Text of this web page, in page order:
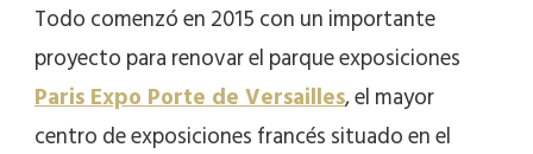
Todo comenzó en 2015 con un importante
proyecto para renovar el parque exposiciones
Paris Expo Porte de Versailles, el mayor
centro de exposiciones francés situado en el